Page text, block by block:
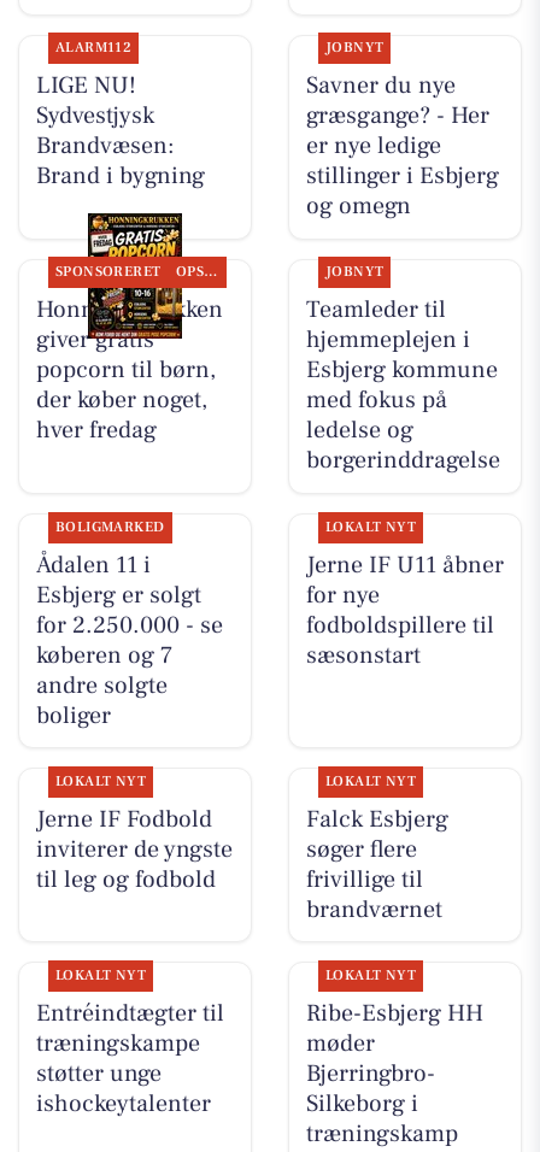
ALARM112
LIGE NU!
Sydvestjysk
Brandvæsen:
Brand i bygning
JOBNYT
Savner du nye
græsgange? - Her
er nye ledige
stillinger i Esbjerg
og omegn
SPONSORERET OPSLAGSTAVLEN
Honning-krukken
giver gratis
popcorn til børn,
der køber noget,
hver fredag
JOBNYT
Teamleder til
hjemmeplejen i
Esbjerg kommune
med fokus på
ledelse og
borgerinddragelse
BOLIGMARKED
Ådalen 11 i
Esbjerg er solgt
for 2.250.000 - se
køberen og 7
andre solgte
boliger
LOKALT NYT
Jerne IF U11 åbner
for nye
fodboldspillere til
sæsonstart
LOKALT NYT
Jerne IF Fodbold
inviterer de yngste
til leg og fodbold
LOKALT NYT
Falck Esbjerg
søger flere
frivillige til
brandværnet
LOKALT NYT
Entréindtægter til
træningskampe
støtter unge
ishockeytalenter
LOKALT NYT
Ribe-Esbjerg HH
møder
Bjerringbro-
Silkeborg i
træningskamp